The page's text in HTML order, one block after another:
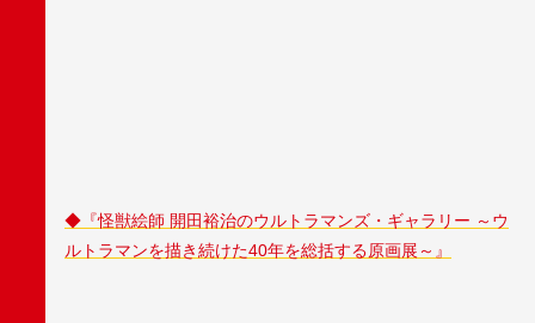
◆『怪獣絵師 開田裕治のウルトラマンズ・ギャラリー ～ウ
ルトラマンを描き続けた40年を総括する原画展～』